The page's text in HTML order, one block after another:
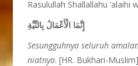
Rasulullah Shallallahu ‘alaihi
إِنَّمَا الْأَعْمَالُ بِالنِّيَّةِ
Sesungguhnya seluruh
niatnya. [HR. Bukhari-Muslim]